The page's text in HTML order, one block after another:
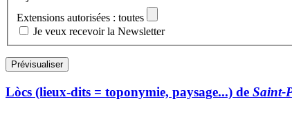
Extensions autorisées : toutes
Je veux recevoir la Newsletter
Lòcs (lieux-dits = toponymie, paysage...) de Saint-